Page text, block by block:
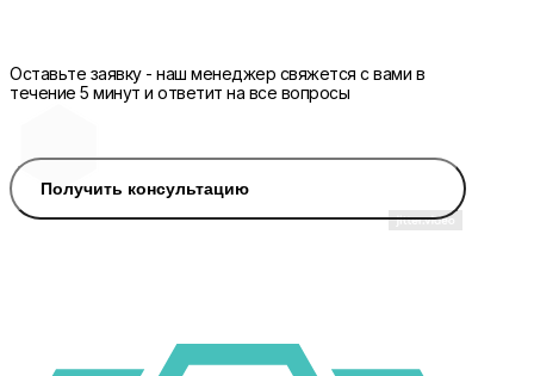
Оставьте заявку - наш менеджер свяжется с вами в
течение 5 минут и ответит на все вопросы
Получить консультацию